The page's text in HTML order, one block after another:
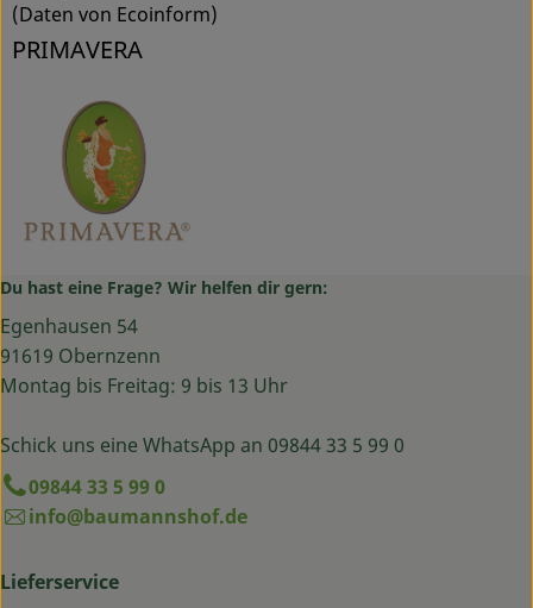
(Daten von Ecoinform)
PRIMAVERA
Du hast eine Frage? Wir helfen dir gern:
Egenhausen 54
91619 Obernzenn
Montag bis Freitag: 9 bis 13 Uhr
Schick uns eine WhatsApp an 09844 33 5 99 0
09844 33 5 99 0
info@baumannshof.de
Lieferservice